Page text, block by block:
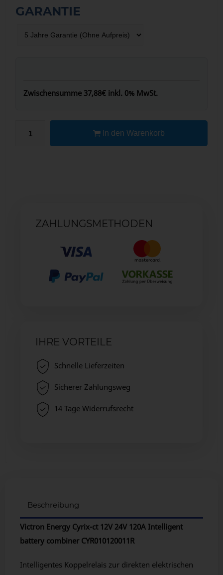
GARANTIE
Zwischensumme 37,88€ inkl. 0% MwSt.
In den Warenkorb
ZAHLUNGSMETHODEN
IHRE VORTEILE
Schnelle Lieferzeiten
Sicherer Zahlungsweg
14 Tage Widerrufsrecht
Beschreibung
Victron Energy Cyrix-ct 12V 24V 120A Intelligent
battery combiner CYR010120011R
Intelligentes Koppelrelais zur direkten elektrischen